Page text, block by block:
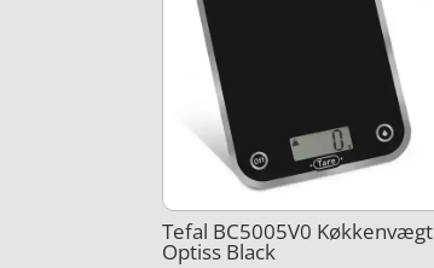
Tefal BC5005V0 Køkkenvægt
Optiss Black